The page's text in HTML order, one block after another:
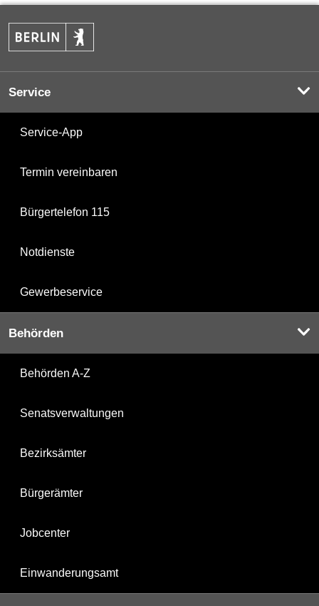
Service
Service-App
Termin vereinbaren
Bürgertelefon 115
Notdienste
Gewerbeservice
Behörden
Behörden A-Z
Senatsverwaltungen
Bezirksämter
Bürgerämter
Jobcenter
Einwanderungsamt